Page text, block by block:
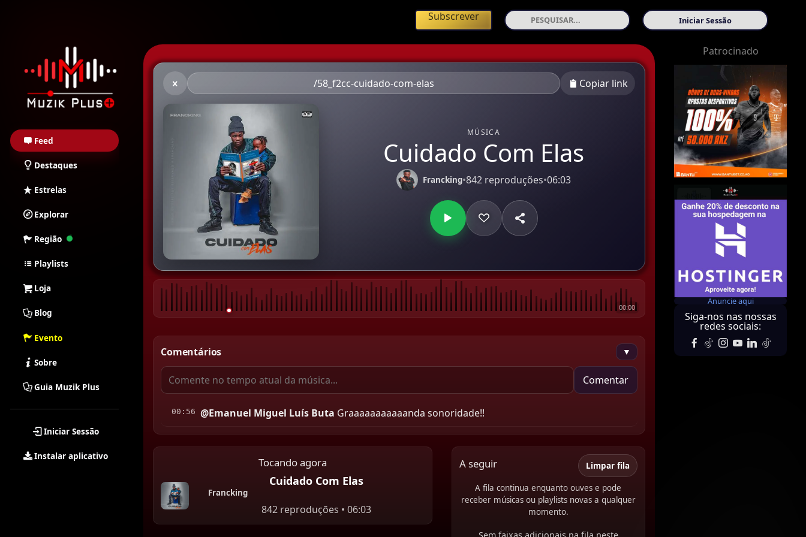
Muzik Plus AO - Streaming de Música Angolana
Feed
Destaques
Estrelas
Explorar
Região
Playlists
Loja
Blog
Evento
Sobre
Guia Muzik Plus
Iniciar Sessão
Instalar aplicativo
Subscrever Iniciar Sessão
/58_f2cc-cuidado-com-elas Copiar link
MÚSICA
Cuidado Com Elas
Francking•842 reproduções•06:03
00:00
Comentários ▼
Comentar
00:56 @Emanuel Miguel Luís Buta Graaaaaaaaaaanda sonoridade!!
Tocando agora
Cuidado Com Elas
Francking
842 reproduções • 06:03
A seguir Limpar fila
A fila continua enquanto ouves e pode
receber músicas ou playlists novas a qualquer
momento.
Patrocinado
Anuncie aqui
Siga-nos nas nossas
redes sociais: